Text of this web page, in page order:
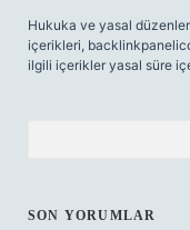
Hukuka ve yasal
içerikleri,
ilgili içerikler yasal süre
SON YORUMLAR